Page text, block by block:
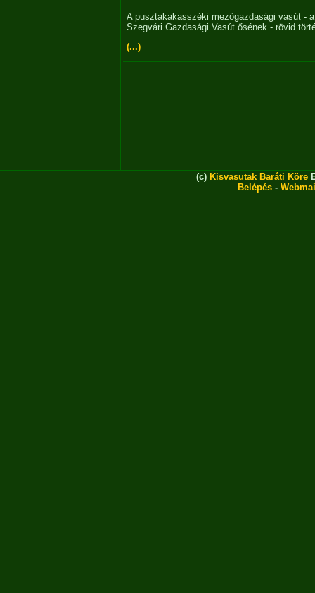
A pusztakakasszéki mezőgazdasági vasút - a
Szegvári Gazdasági Vasút ősének - rövid
(...)
(c) Kisvasutak Baráti Köre
Belépés -